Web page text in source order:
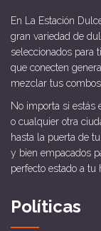
En La Estación
gran variedad de
seleccionados para
que conecten
mezclar tus combos
No importa si estás
o cualquier otra
hasta la puerta de
y bien empacados
perfecto estado a tu
Políticas